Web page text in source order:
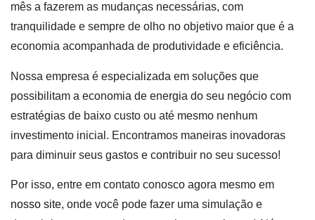
mês a fazerem as mudanças necessárias, com
tranquilidade e sempre de olho no objetivo maior que é a
economia acompanhada de produtividade e eficiência.
Nossa empresa é especializada em soluções que
possibilitam a economia de energia do seu negócio com
estratégias de baixo custo ou até mesmo nenhum
investimento inicial. Encontramos maneiras inovadoras
para diminuir seus gastos e contribuir no seu sucesso!
Por isso, entre em contato conosco agora mesmo em
nosso site, onde você pode fazer uma simulação e